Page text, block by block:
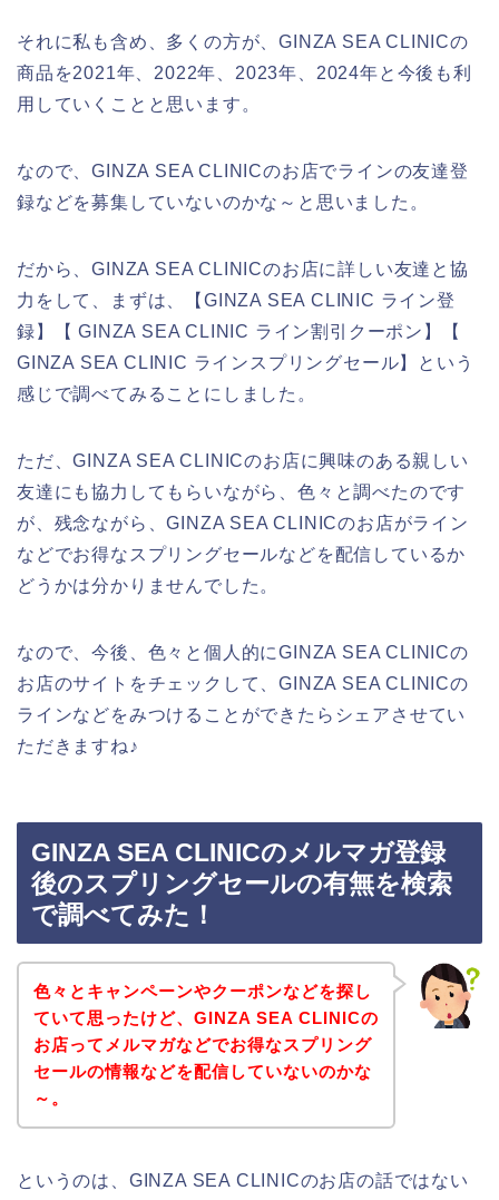
それに私も含め、多くの方が、GINZA SEA CLINICの
商品を2021年、2022年、2023年、2024年と今後も利
用していくことと思います。
なので、GINZA SEA CLINICのお店でラインの友達登
録などを募集していないのかな～と思いました。
だから、GINZA SEA CLINICのお店に詳しい友達と協
力をして、まずは、【GINZA SEA CLINIC ライン登
録】【 GINZA SEA CLINIC ライン割引クーポン】【
GINZA SEA CLINIC ラインスプリングセール】という
感じで調べてみることにしました。
ただ、GINZA SEA CLINICのお店に興味のある親しい
友達にも協力してもらいながら、色々と調べたのです
が、残念ながら、GINZA SEA CLINICのお店がライン
などでお得なスプリングセールなどを配信しているか
どうかは分かりませんでした。
なので、今後、色々と個人的にGINZA SEA CLINICの
お店のサイトをチェックして、GINZA SEA CLINICの
ラインなどをみつけることができたらシェアさせてい
ただきますね♪
GINZA SEA CLINICのメルマガ登録
後のスプリングセールの有無を検索
で調べてみた！
色々とキャンペーンやクーポンなどを探し
ていて思ったけど、GINZA SEA CLINICの
お店ってメルマガなどでお得なスプリング
セールの情報などを配信していないのかな
～。
というのは、GINZA SEA CLINICのお店の話ではない